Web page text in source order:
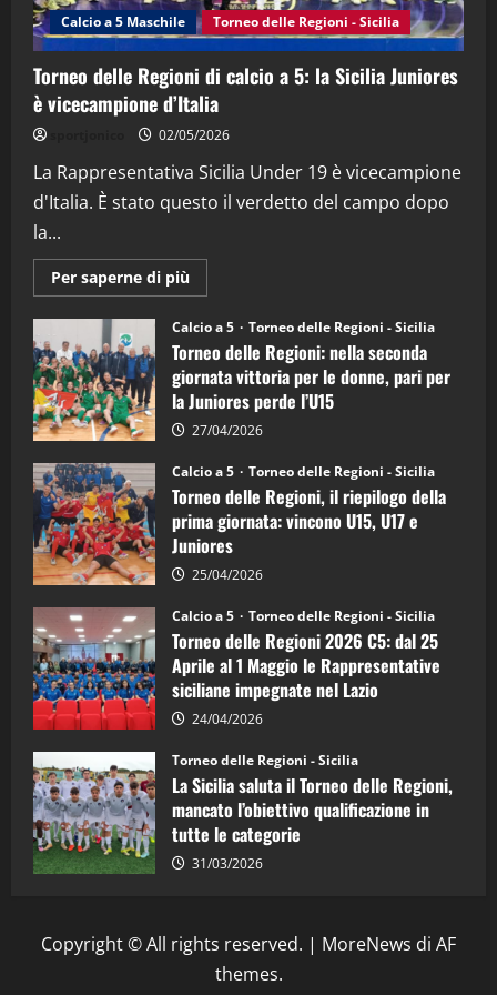
4
(Martedi 14 Aprile 2026)
15/04/2026
"SportEmpire" in Podcast
“SportEmpire” in Podcast: 26^ Puntata
08/04/2026
Calcio a 5 Maschile Torneo delle Regioni - Sicilia
Torneo delle Regioni di calcio a 5: la Sicilia Juniores
è vicecampione d’Italia
02/05/2026
La Rappresentativa Sicilia Under 19 è vicecampione
d'Italia. È stato questo il verdetto del campo dopo
la...
Per saperne di più
informazioni
Torneo
delle
Regioni
di
calcio
a
5:
la
Juniores
è
vicecampione
d’Italia
Calcio a 5 Torneo delle Regioni - Sicilia
Torneo delle Regioni: nella seconda
giornata vittoria per le donne, pari per
la Juniores perde l’U15
27/04/2026
Calcio a 5 Torneo delle Regioni - Sicilia
Torneo delle Regioni, il riepilogo della
prima giornata: vincono U15, U17 e
Juniores
25/04/2026
Calcio a 5 Torneo delle Regioni - Sicilia
Torneo delle Regioni 2026 C5: dal 25
Aprile al 1 Maggio le Rappresentative
siciliane impegnate nel Lazio
24/04/2026
Torneo delle Regioni - Sicilia
La Sicilia saluta il Torneo delle Regioni,
mancato l’obiettivo qualificazione in
tutte le categorie
31/03/2026
Copyright © All rights reserved. | MoreNews di AF
themes.